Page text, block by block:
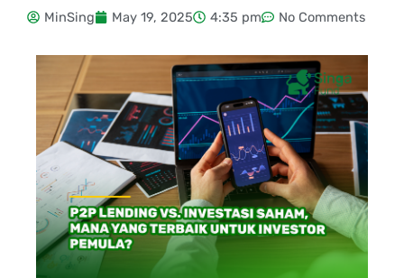
MinSing May 19, 2025 4:35 pm No Comments